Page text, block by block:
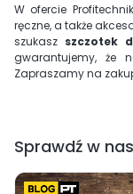
W ofercie
ręczne, a także
szukasz szczotek
gwarantujemy, że
Zapraszamy na
Sprawdź w